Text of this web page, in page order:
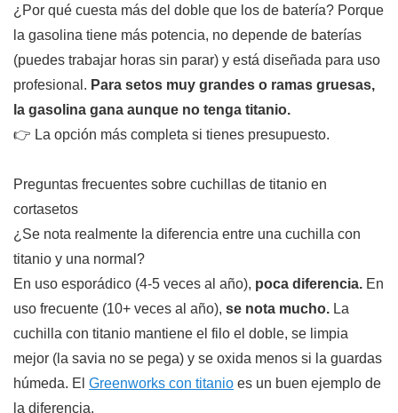
¿Por qué cuesta más del doble que los de batería? Porque
la gasolina tiene más potencia, no depende de baterías
(puedes trabajar horas sin parar) y está diseñada para uso
profesional. Para setos muy grandes o ramas gruesas,
la gasolina gana aunque no tenga titanio.
👉 La opción más completa si tienes presupuesto.
Preguntas frecuentes sobre cuchillas de titanio en
cortasetos
¿Se nota realmente la diferencia entre una cuchilla con
titanio y una normal?
En uso esporádico (4-5 veces al año), poca diferencia. En
uso frecuente (10+ veces al año), se nota mucho. La
cuchilla con titanio mantiene el filo el doble, se limpia
mejor (la savia no se pega) y se oxida menos si la guardas
húmeda. El Greenworks con titanio es un buen ejemplo de
la diferencia.